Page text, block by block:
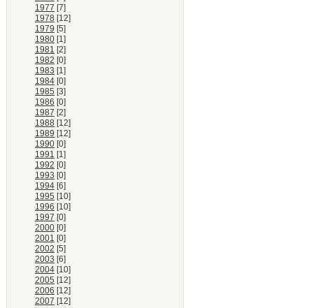
1977 [7]
1978 [12]
1979 [5]
1980 [1]
1981 [2]
1982 [0]
1983 [1]
1984 [0]
1985 [3]
1986 [0]
1987 [2]
1988 [12]
1989 [12]
1990 [0]
1991 [1]
1992 [0]
1993 [0]
1994 [6]
1995 [10]
1996 [10]
1997 [0]
2000 [0]
2001 [0]
2002 [5]
2003 [6]
2004 [10]
2005 [12]
2006 [12]
2007 [12]